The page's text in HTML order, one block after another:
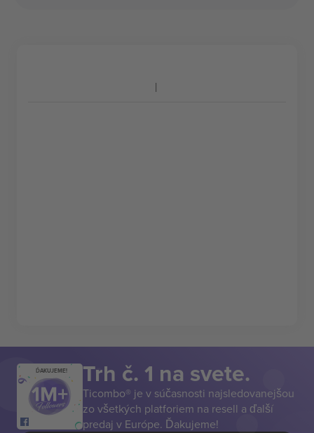
ĎAKUJEME! Trh č. 1 na svete.
Ticombo® je v súčasnosti najsledovanejšou
zo všetkých platforiem na resell a ďalší
predaj v Európe. Ďakujeme!